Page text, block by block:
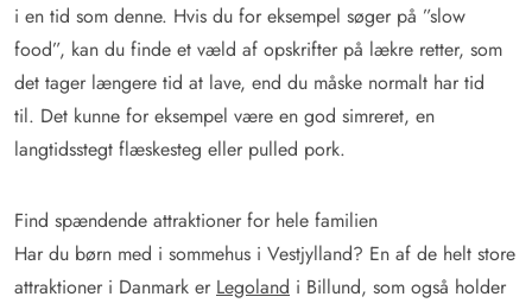
i en tid som denne. Hvis du for eksempel søger på ”slow
food”, kan du finde et væld af opskrifter på lækre retter, som
det tager længere tid at lave, end du måske normalt har tid
til. Det kunne for eksempel være en god simreret, en
langtidsstegt flæskesteg eller pulled pork.
Find spændende attraktioner for hele familien
Har du børn med i sommehus i Vestjylland? En af de helt store
attraktioner i Danmark er Legoland i Billund, som også holder